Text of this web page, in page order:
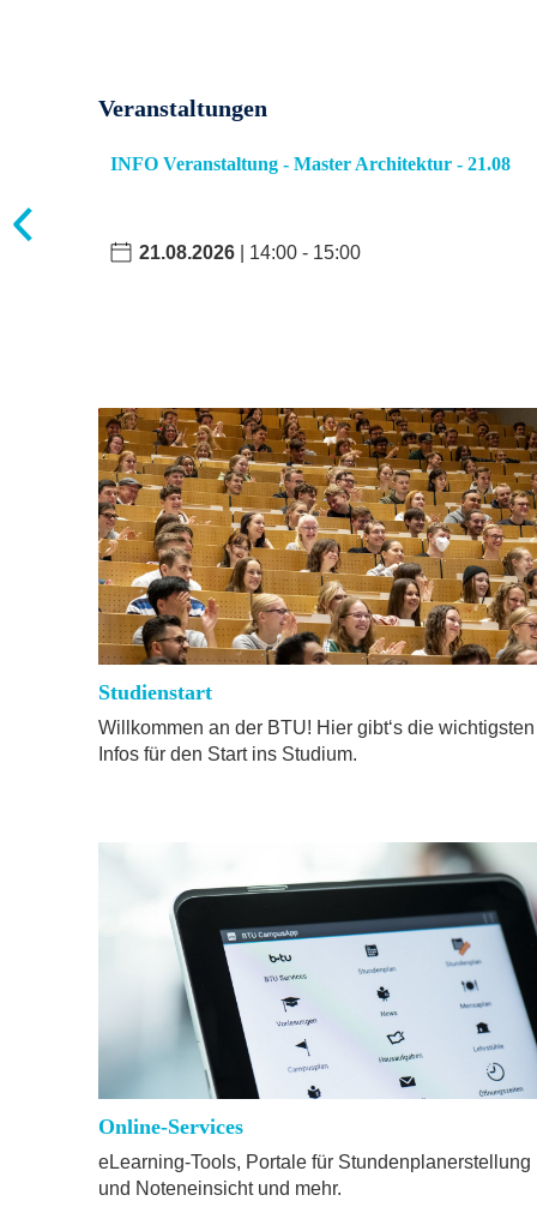
Veranstaltungen
INFO Veranstaltung - Master Architektur - 21.08
21.08.2026 | 14:00 - 15:00
Studienstart
Willkommen an der BTU! Hier gibt‘s die wichtigsten
Infos für den Start ins Studium.
Online-Services
eLearning-Tools, Portale für Stundenplanerstellung
und Noteneinsicht und mehr.